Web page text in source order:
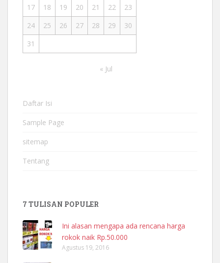
17
18 19 20 21 22
23
24
25 26 27 28 29
30
31
« Jul
Daftar Isi
Sample Page
sitemap
Tentang
7 TULISAN POPULER
Ini alasan mengapa ada rencana harga
rokok naik Rp.50.000
Agustus 19, 2016